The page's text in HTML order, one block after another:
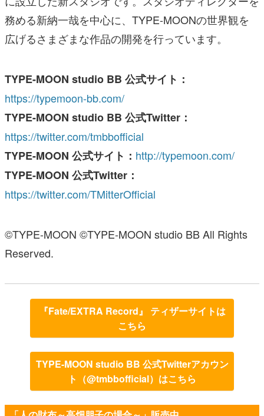
務める新納一哉を中心に、TYPE-MOONの世界観を
広げるさまざまな作品の開発を行っています。
TYPE-MOON studio BB 公式サイト：
https://typemoon-bb.com/
TYPE-MOON studio BB 公式Twitter：
https://twitter.com/tmbbofficial
TYPE-MOON 公式サイト： http://typemoon.com/
TYPE-MOON 公式Twitter：
https://twitter.com/TMitterOfficial
©TYPE-MOON ©TYPE-MOON studio BB All Rights
Reserved.
『Fate/EXTRA Record』 ティザーサイトは
こちら
TYPE-MOON studio BB 公式Twitterアカウン
ト（@tmbbofficial）はこちら